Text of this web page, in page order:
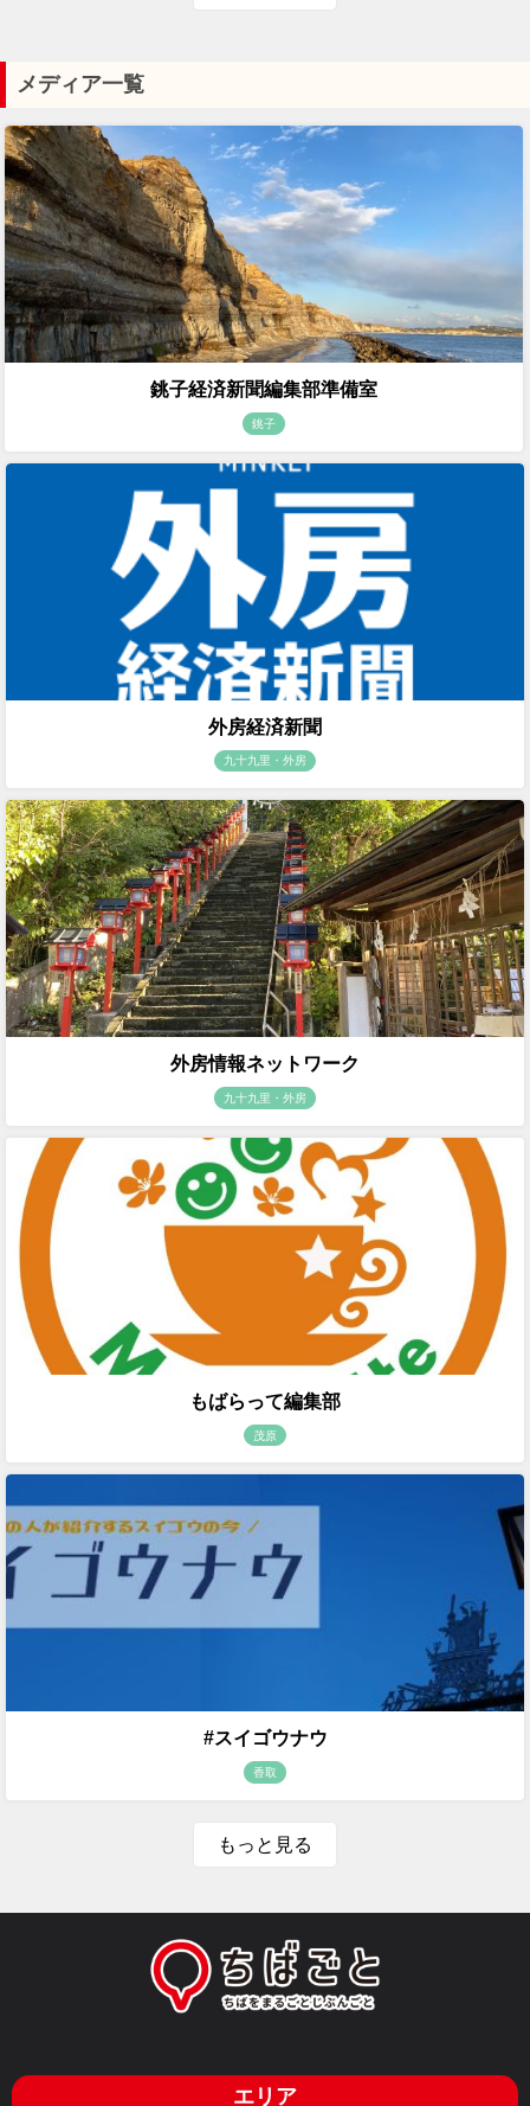
メディア一覧
銚子経済新聞編集部準備室
銚子
外房経済新聞
九十九里・外房
外房情報ネットワーク
九十九里・外房
もばらって編集部
茂原
#スイゴウナウ
香取
もっと見る
エリア